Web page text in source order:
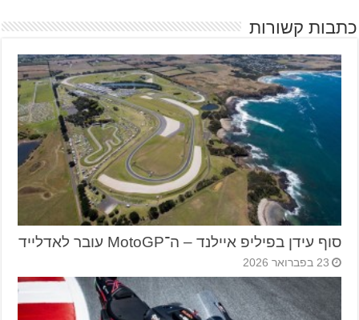
כתבות קשורות
סוף עידן בפיליפ איילנד – ה־MotoGP עובר לאדלייד
23 בפברואר 2026